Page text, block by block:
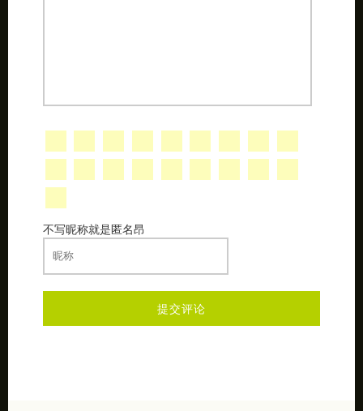
不写昵称就是匿名昂